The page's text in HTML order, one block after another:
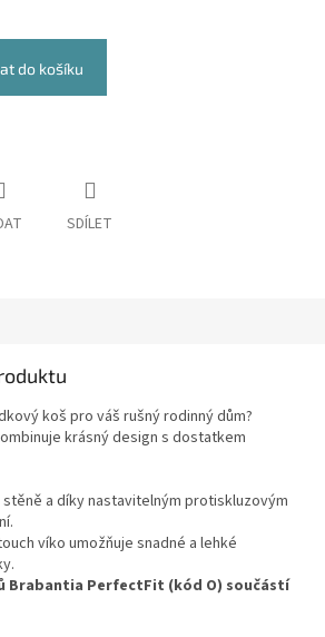
do košíku
SDÍLET
koš pro váš rušný rodinný dům?
krásný design s dostatkem
a díky nastavitelným protiskluzovým
víko umožňuje snadné a lehké
Brabantia PerfectFit (kód O) součástí